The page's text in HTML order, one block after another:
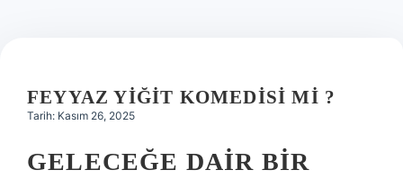
Hakkımızda
FEYYAZ YIĞIT KOMEDISI MI ?
Tarih: Kasım 26, 2025
GELECEĞE DAIR BIR